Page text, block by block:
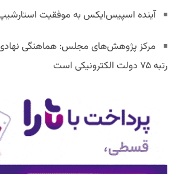
آینده اسپیس‌ایکس به موفقیت
مرکز پژوهش‌های مجلس: هماهنگی
رتبه ۷۵ دولت الکترونیکی است